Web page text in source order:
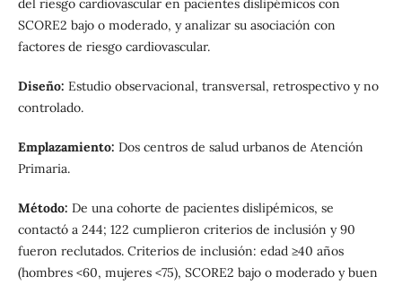
del riesgo cardiovascular en pacientes dislipémicos con
SCORE2 bajo o moderado, y analizar su asociación con
factores de riesgo cardiovascular.
Diseño: Estudio observacional, transversal, retrospectivo y no
controlado.
Emplazamiento: Dos centros de salud urbanos de Atención
Primaria.
Método: De una cohorte de pacientes dislipémicos, se
contactó a 244; 122 cumplieron criterios de inclusión y 90
fueron reclutados. Criterios de inclusión: edad ≥40 años
(hombres <60, mujeres <75), SCORE2 bajo o moderado y buen